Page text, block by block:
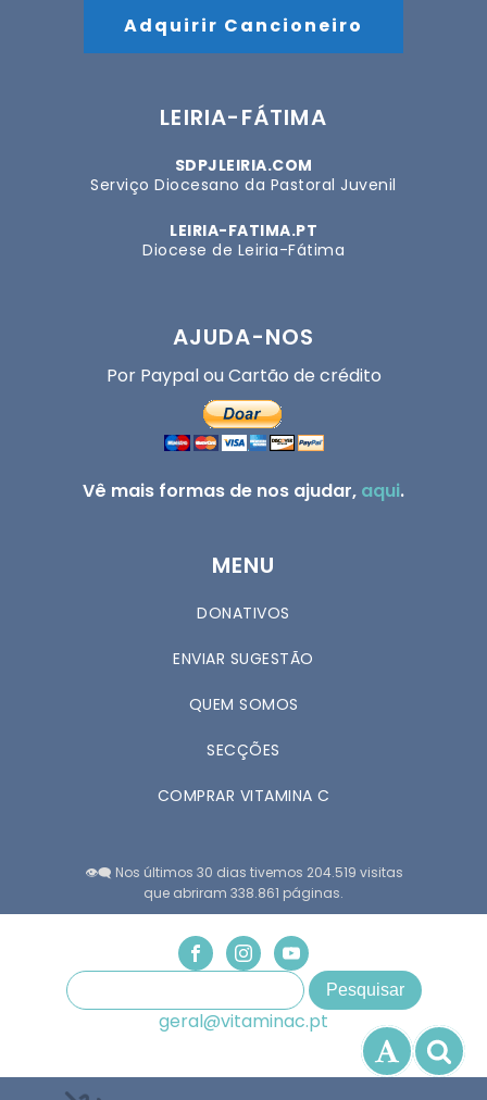
Adquirir Cancioneiro
LEIRIA-FÁTIMA
SDPJLEIRIA.COM
Serviço Diocesano da Pastoral Juvenil
LEIRIA-FATIMA.PT
Diocese de Leiria-Fátima
AJUDA-NOS
Por Paypal ou Cartão de crédito
Vê mais formas de nos ajudar, aqui.
MENU
DONATIVOS
ENVIAR SUGESTÃO
QUEM SOMOS
SECÇÕES
COMPRAR VITAMINA C
👁️‍🗨️ Nos últimos 30 dias tivemos 204.519 visitas
que abriram 338.861 páginas.
geral@vitaminac.pt